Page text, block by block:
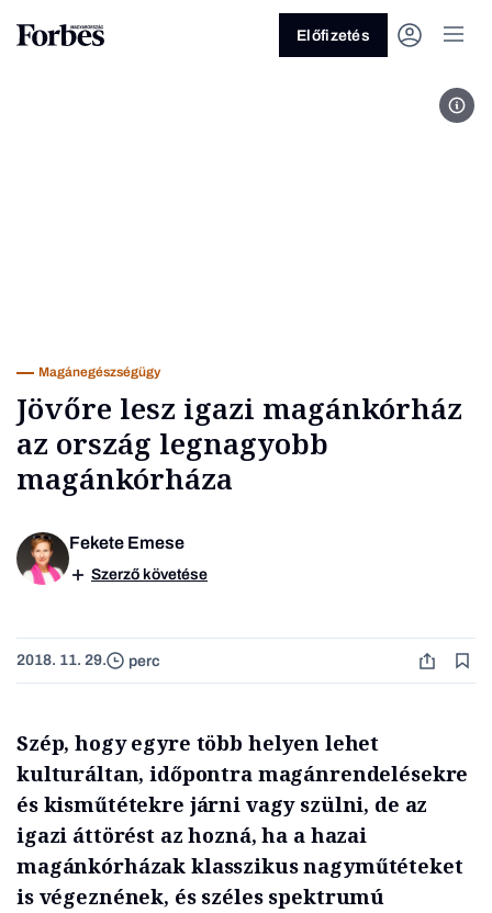
Üzlet
Előfizetés
Magánegészségügy
Jövőre lesz igazi magánkórház
az ország legnagyobb
magánkórháza
Fekete Emese
Szerző követése
2018. 11. 29. perc
Szép, hogy egyre több helyen lehet
kulturáltan, időpontra magánrendelésekre
és kisműtétekre járni vagy szülni, de az
igazi áttörést az hozná, ha a hazai
magánkórházak klasszikus nagyműtéteket
is végeznének, és széles spektrumú